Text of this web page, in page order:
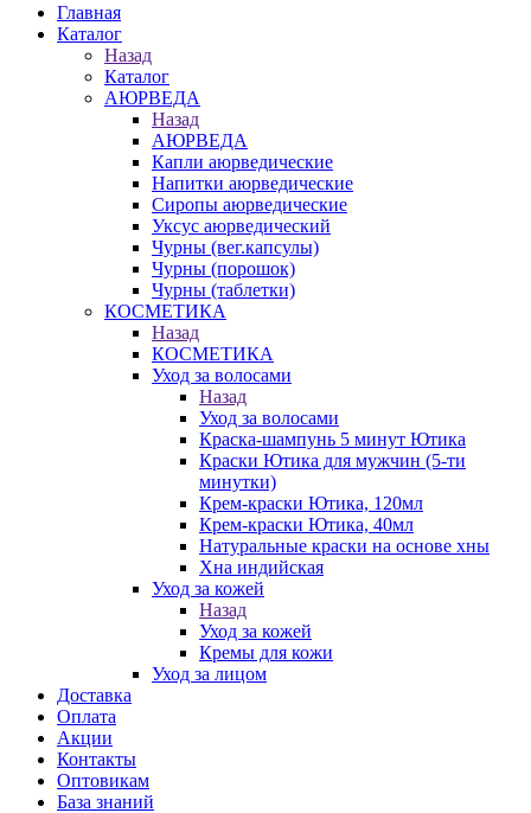
Главная
Каталог
Назад
Каталог
АЮРВЕДА
Назад
АЮРВЕДА
Капли аюрведические
Напитки аюрведические
Сиропы аюрведические
Уксус аюрведический
Чурны (вег.капсулы)
Чурны (порошок)
Чурны (таблетки)
КОСМЕТИКА
Назад
КОСМЕТИКА
Уход за волосами
Назад
Уход за волосами
Краска-шампунь 5 минут Ютика
Краски Ютика для мужчин (5-ти
минутки)
Крем-краски Ютика, 120мл
Крем-краски Ютика, 40мл
Натуральные краски на основе хны
Хна индийская
Уход за кожей
Назад
Уход за кожей
Кремы для кожи
Уход за лицом
Доставка
Оплата
Акции
Контакты
Оптовикам
База знаний